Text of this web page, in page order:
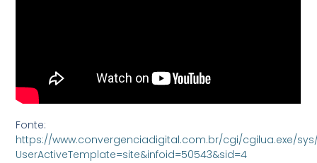
Fonte:
https://www.convergenciadigital.com.br/cgi/cgilua.exe/
UserActiveTemplate=site&infoid=50543&sid=4